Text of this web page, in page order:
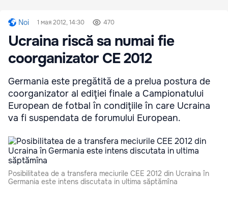
Noi 1 мая 2012, 14:30 470
Ucraina riscă sa numai fie
coorganizator CE 2012
Germania este pregătită de a prelua postura de
coorganizator al ediţiei finale a Campionatului
European de fotbal în condiţiile în care Ucraina
va fi suspendata de forumului European.
Posibilitatea de a transfera meciurile CEE 2012 din Ucraina în
Germania este intens discutata in ultima săptămîna